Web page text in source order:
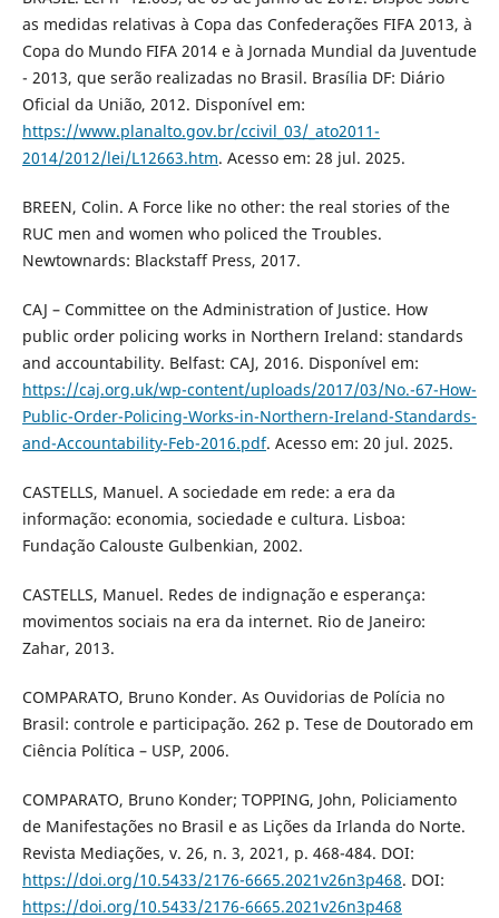
as medidas relativas à Copa das Confederações FIFA 2013, à
Copa do Mundo FIFA 2014 e à Jornada Mundial da Juventude
- 2013, que serão realizadas no Brasil. Brasília DF: Diário
Oficial da União, 2012. Disponível em:
https://www.planalto.gov.br/ccivil_03/_ato2011-
2014/2012/lei/L12663.htm. Acesso em: 28 jul. 2025.
BREEN, Colin. A Force like no other: the real stories of the
RUC men and women who policed the Troubles.
Newtownards: Blackstaff Press, 2017.
CAJ – Committee on the Administration of Justice. How
public order policing works in Northern Ireland: standards
and accountability. Belfast: CAJ, 2016. Disponível em:
https://caj.org.uk/wp-content/uploads/2017/03/No.-67-How-
Public-Order-Policing-Works-in-Northern-Ireland-Standards-
and-Accountability-Feb-2016.pdf. Acesso em: 20 jul. 2025.
CASTELLS, Manuel. A sociedade em rede: a era da
informação: economia, sociedade e cultura. Lisboa:
Fundação Calouste Gulbenkian, 2002.
CASTELLS, Manuel. Redes de indignação e esperança:
movimentos sociais na era da internet. Rio de Janeiro:
Zahar, 2013.
COMPARATO, Bruno Konder. As Ouvidorias de Polícia no
Brasil: controle e participação. 262 p. Tese de Doutorado em
Ciência Política – USP, 2006.
COMPARATO, Bruno Konder; TOPPING, John, Policiamento
de Manifestações no Brasil e as Lições da Irlanda do Norte.
Revista Mediações, v. 26, n. 3, 2021, p. 468-484. DOI:
https://doi.org/10.5433/2176-6665.2021v26n3p468. DOI:
https://doi.org/10.5433/2176-6665.2021v26n3p468